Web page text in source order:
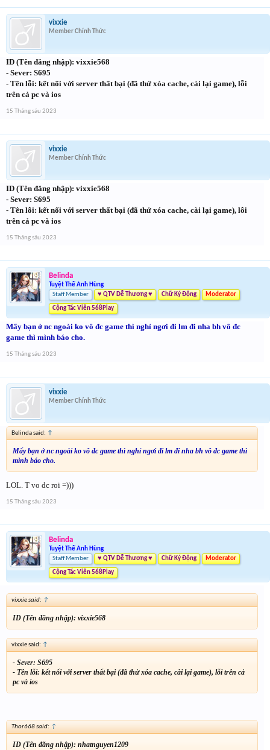
vixxie
Member Chính Thức
ID (Tên đăng nhập): vixxie568
- Sever: S695
- Tên lỗi: kết nối với server thất bại (đã thử xóa cache, cài lại game), lỗi
trên cả pc và ios
15 Tháng sáu 2023
vixxie
Member Chính Thức
ID (Tên đăng nhập): vixxie568
- Sever: S695
- Tên lỗi: kết nối với server thất bại (đã thử xóa cache, cài lại game), lỗi
trên cả pc và ios
15 Tháng sáu 2023
Belinda
Tuyệt Thế Anh Hùng
Staff Member
♥ QTV Dễ Thương ♥ Chữ Ký Động Moderator
Cộng Tác Viên 568Play
Mấy bạn ở nc ngoài ko vô đc game thì nghỉ ngơi đi lm đi nha bh vô đc
game thì mình báo cho.
15 Tháng sáu 2023
vixxie
Member Chính Thức
Belinda said: ↑
Mấy bạn ở nc ngoài ko vô đc game thì nghỉ ngơi đi lm đi nha bh vô đc game thì
mình báo cho.
LOL. T vo dc roi =)))
15 Tháng sáu 2023
Belinda
Tuyệt Thế Anh Hùng
Staff Member
♥ QTV Dễ Thương ♥ Chữ Ký Động Moderator
Cộng Tác Viên 568Play
vixxie said: ↑
ID (Tên đăng nhập): vixxie568
vixxie said: ↑
- Sever: S695
- Tên lỗi: kết nối với server thất bại (đã thử xóa cache, cài lại game), lỗi trên cả
pc và ios
Thor668 said: ↑
ID (Tên đăng nhập): nhatnguyen1209